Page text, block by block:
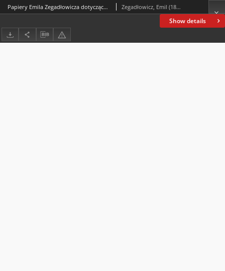
Show details
Papiery Emila Zegadłowicza dotyczące wieczorów dyskusyjnych, koncertów, odczytówTwórca:Zegadłowicz, Emil (1888-1941) Zegadłowicz, Emil (1888-1941)